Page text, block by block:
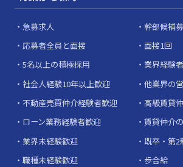
急募求人
幹部候補
応募者全員と面接
面接1回
5名以上の積極採用
業界経験
社会人経験10年以上歓迎
他業界の
不動産売買仲介経験者歓迎
高級賃貸
ローン業務経験者歓迎
賃貸仲介
業界未経験歓迎
既卒・第2
職種未経験歓迎
歩合給